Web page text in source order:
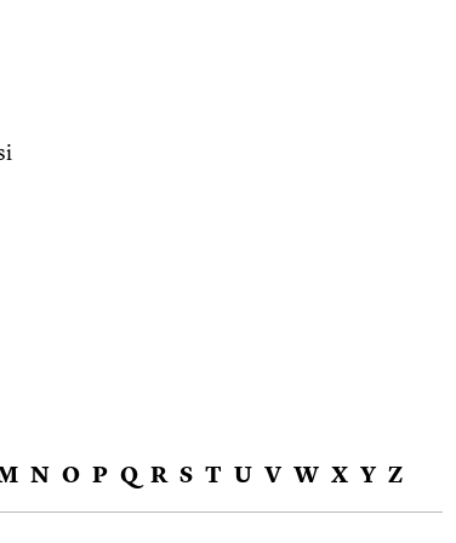
N O P Q R S T U V W X Y Z